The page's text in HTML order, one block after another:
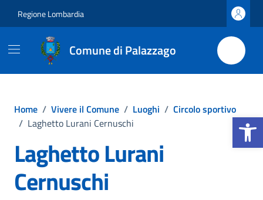
Apri la
Regione Lombardia
Comune di Palazzago
Home / Vivere il Comune / Luoghi / Circolo sportivo
/ Laghetto Lurani Cernuschi
Laghetto Lurani
Cernuschi